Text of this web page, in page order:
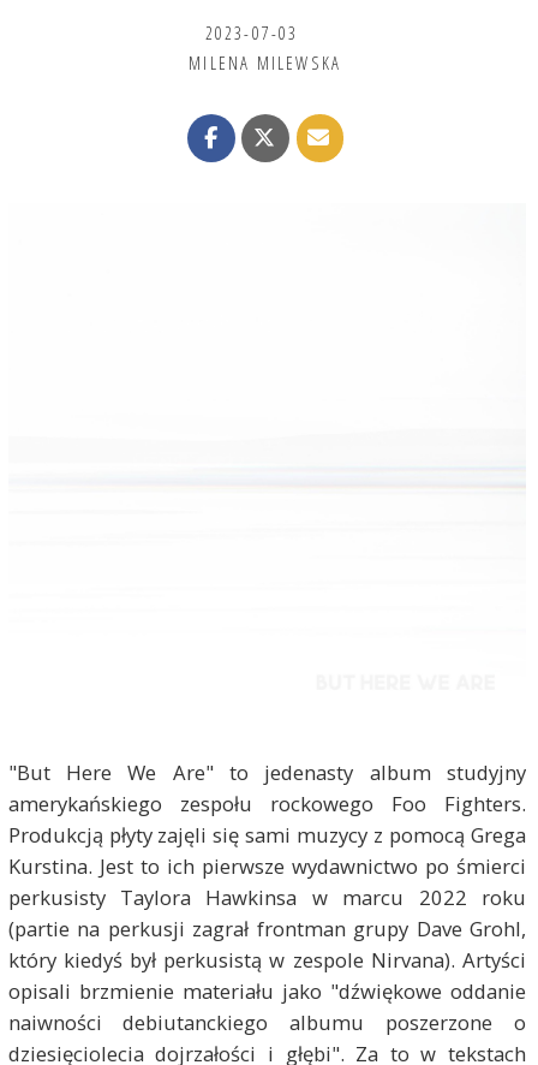
2023-07-03
MILENA MILEWSKA
"But Here We Are" to jedenasty album studyjny
amerykańskiego zespołu rockowego Foo Fighters.
Produkcją płyty zajęli się sami muzycy z pomocą Grega
Kurstina. Jest to ich pierwsze wydawnictwo po śmierci
perkusisty Taylora Hawkinsa w marcu 2022 roku
(partie na perkusji zagrał frontman grupy Dave Grohl,
który kiedyś był perkusistą w zespole Nirvana). Artyści
opisali brzmienie materiału jako "dźwiękowe oddanie
naiwności debiutanckiego albumu poszerzone o
dziesięciolecia dojrzałości i głębi". Za to w tekstach